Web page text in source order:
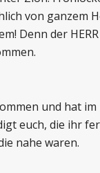
von ganzem
Denn der
und hat im
euch, die ihr
nahe waren.